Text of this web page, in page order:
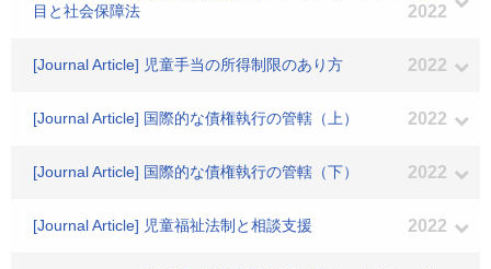
目と社会保障法
2022
[Journal Article] 児童手当の所得制限のあり方 2022
[Journal Article] 国際的な債権執行の管轄（上） 2022
[Journal Article] 国際的な債権執行の管轄（下） 2022
[Journal Article] 児童福祉法制と相談支援 2022